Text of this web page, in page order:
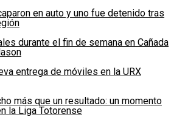
en auto y uno fue detenido tras
durante el fin de semana en Cañada
entrega de móviles en la URX
más que un resultado: un momento
la Liga Totorense